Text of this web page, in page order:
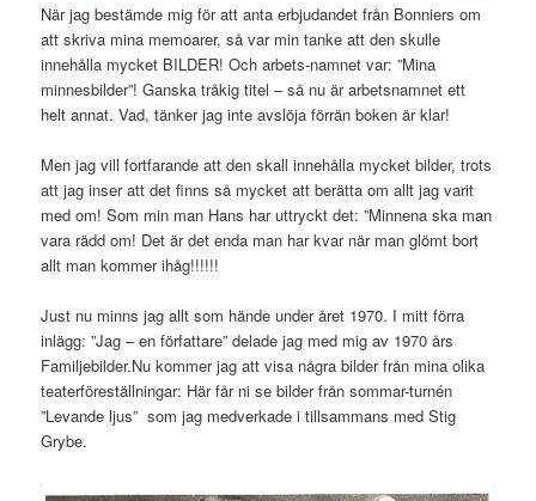
När jag bestämde mig för att anta erbjudandet från Bonniers om
att skriva mina memoarer, så var min tanke att den skulle
innehålla mycket BILDER! Och arbets-namnet var: ”Mina
minnesbilder”! Ganska tråkig titel – så nu är arbetsnamnet ett
helt annat. Vad, tänker jag inte avslöja förrän boken är klar!
Men jag vill fortfarande att den skall innehålla mycket bilder, trots
att jag inser att det finns så mycket att berätta om allt jag varit
med om! Som min man Hans har uttryckt det: ”Minnena ska man
vara rädd om! Det är det enda man har kvar när man glömt bort
allt man kommer ihåg!!!!!!
Just nu minns jag allt som hände under året 1970. I mitt förra
inlägg: ”Jag – en författare” delade jag med mig av 1970 års
Familjebilder.Nu kommer jag att visa några bilder från mina olika
teaterföreställningar: Här får ni se bilder från sommar-turnén
”Levande ljus” som jag medverkade i tillsammans med Stig
Grybe.